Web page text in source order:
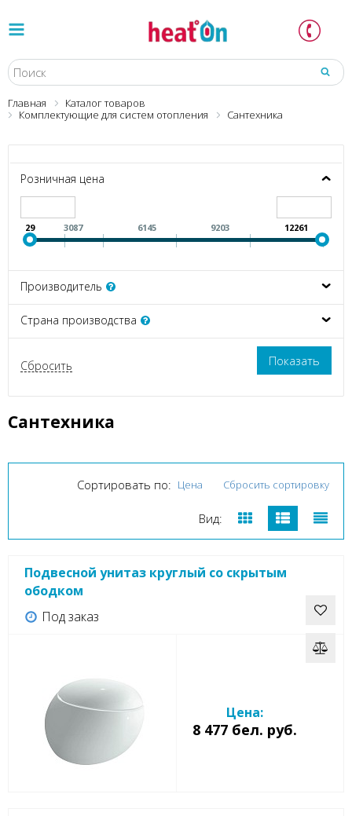
Главная
Каталог товаров
Комплектующие для систем отопления
Сантехника
Розничная цена
29 3087 6145 9203 12261
Производитель
Страна производства
Сантехника
Сортировать по: Цена Сбросить сортировку
Вид:
Под заказ
Подвесной унитаз круглый со скрытым
ободком
Цена:
8 477 бел. руб.